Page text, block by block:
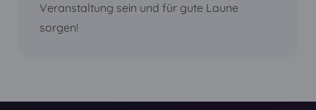
Veranstaltung sein und für gute Laune
sorgen!